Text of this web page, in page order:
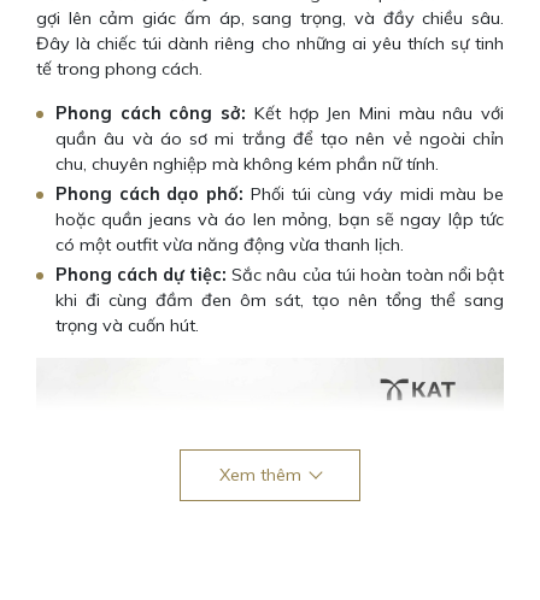
gợi lên cảm giác ấm áp, sang trọng, và đầy chiều sâu.
Đây là chiếc túi dành riêng cho những ai yêu thích sự tinh
tế trong phong cách.
Phong cách công sở: Kết hợp Jen Mini màu nâu với
quần âu và áo sơ mi trắng để tạo nên vẻ ngoài chỉn
chu, chuyên nghiệp mà không kém phần nữ tính.
Phong cách dạo phố: Phối túi cùng váy midi màu be
hoặc quần jeans và áo len mỏng, bạn sẽ ngay lập tức
có một outfit vừa năng động vừa thanh lịch.
Phong cách dự tiệc: Sắc nâu của túi hoàn toàn nổi bật
khi đi cùng đầm đen ôm sát, tạo nên tổng thể sang
trọng và cuốn hút.
Xem thêm